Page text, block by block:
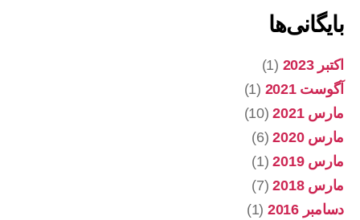
بایگانی‌ها
اکتبر 2023
(1)
آگوست 2021
(1)
مارس 2021
(10)
مارس 2020
(6)
مارس 2019
(1)
مارس 2018
(7)
دسامبر 2016
(1)